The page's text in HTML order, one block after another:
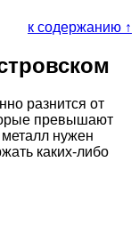
к содержанию ↑
разнится от
превышают
металл нужен
каких-либо